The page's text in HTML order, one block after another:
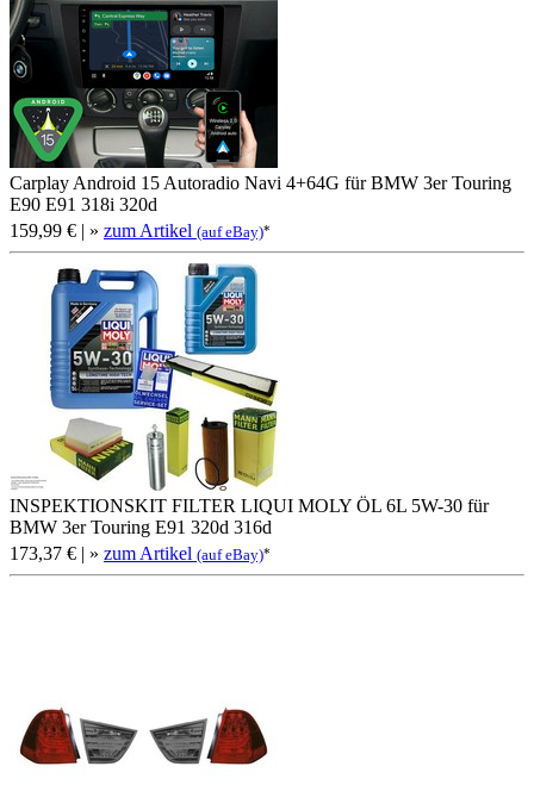
Carplay Android 15 Autoradio Navi 4+64G für BMW 3er Touring
E90 E91 318i 320d
159,99 € | » zum Artikel (auf eBay)*
INSPEKTIONSKIT FILTER LIQUI MOLY ÖL 6L 5W-30 für
BMW 3er Touring E91 320d 316d
173,37 € | » zum Artikel (auf eBay)*